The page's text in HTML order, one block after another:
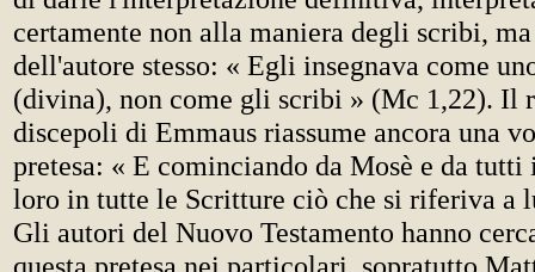
certamente non alla maniera degli scribi,
dell'autore stesso: « Egli insegnava come
(divina), non come gli scribi » (Mc 1,22). Il
discepoli di Emmaus riassume ancora una
pretesa: « E cominciando da Mosè e da
loro in tutte le Scritture ciò che si riferiva a
Gli autori del Nuovo Testamento hanno